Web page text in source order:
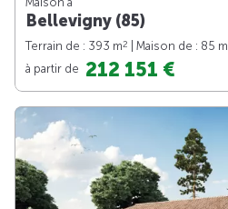
Bellevigny (85)
Terrain de : 393 m2 | Maison de : 85 m
à partir de 212 151 €